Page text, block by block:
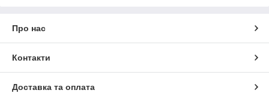
Про нас
Контакти
Доставка та оплата